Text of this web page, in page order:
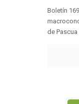
Boletín
de Pascua